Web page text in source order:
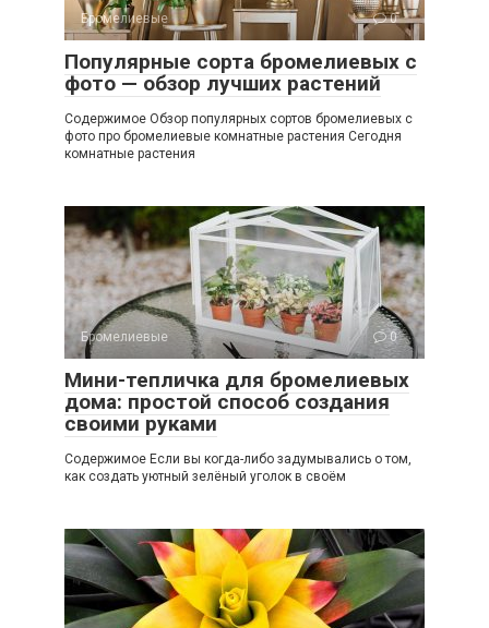
Бромелиевые 0
Популярные сорта бромелиевых с
фото — обзор лучших растений
Содержимое Обзор популярных сортов бромелиевых с
фото про бромелиевые комнатные растения Сегодня
комнатные растения
Бромелиевые 0
Мини-тепличка для бромелиевых
дома: простой способ создания
своими руками
Содержимое Если вы когда-либо задумывались о том,
как создать уютный зелёный уголок в своём